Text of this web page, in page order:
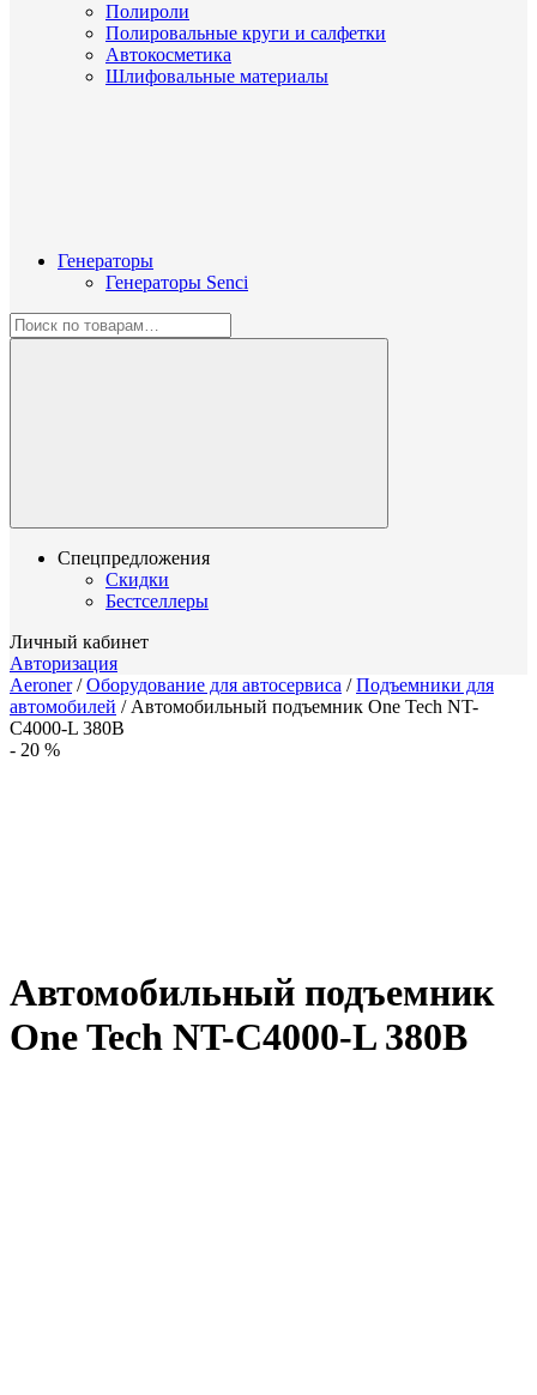
Полироли
Полировальные круги и салфетки
Автокосметика
Шлифовальные материалы
Генераторы
Генераторы Senci
Спецпредложения
Скидки
Бестселлеры
Личный кабинет
Авторизация
Aeroner/Оборудование для автосервиса /Подъемники для
автомобилей / Автомобильный подъемник One Tech NT-
С4000-L 380В
- 20 %
Автомобильный подъемник
One Tech NT-С4000-L 380В